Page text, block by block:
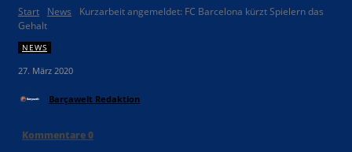
Start News
Kurzarbeit angemeldet: FC Barcelona kürzt Spielern das
Gehalt
NEWS
27. März 2020
Barçawelt Redaktion
Kommentare0